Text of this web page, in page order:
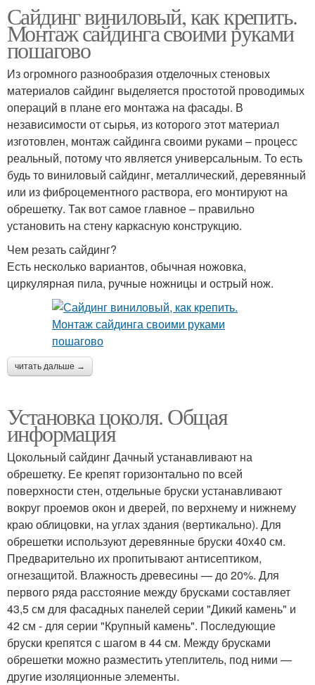
Сайдинг виниловый, как крепить.
Монтаж сайдинга своими руками
пошагово
Из огромного разнообразия отделочных стеновых
материалов сайдинг выделяется простотой проводимых
операций в плане его монтажа на фасады. В
независимости от сырья, из которого этот материал
изготовлен, монтаж сайдинга своими руками – процесс
реальный, потому что является универсальным. То есть
будь то виниловый сайдинг, металлический, деревянный
или из фиброцементного раствора, его монтируют на
обрешетку. Так вот самое главное – правильно
установить на стену каркасную конструкцию.
Чем резать сайдинг?
Есть несколько вариантов, обычная ножовка,
циркулярная пила, ручные ножницы и острый нож.
читать дальше →
Установка цоколя. Общая
информация
Цокольный сайдинг Дачный устанавливают на
обрешетку. Ее крепят горизонтально по всей
поверхности стен, отдельные бруски устанавливают
вокруг проемов окон и дверей, по верхнему и нижнему
краю облицовки, на углах здания (вертикально). Для
обрешетки используют деревянные бруски 40х40 см.
Предварительно их пропитывают антисептиком,
огнезащитой. Влажность древесины — до 20%. Для
первого ряда расстояние между брусками составляет
43,5 см для фасадных панелей серии "Дикий камень" и
42 см - для серии "Крупный камень". Последующие
бруски крепятся с шагом в 44 см. Между брусками
обрешетки можно разместить утеплитель, под ними —
другие изоляционные элементы.